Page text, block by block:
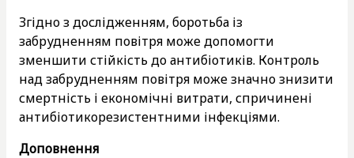
Згідно з дослідженням, боротьба із
забрудненням повітря може допомогти
зменшити стійкість до антибіотиків. Контроль
над забрудненням повітря може значно знизити
смертність і економічні витрати, спричинені
антибіотикорезистентними інфекціями.
Доповнення